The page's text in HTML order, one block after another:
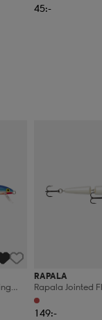
45:-
RAPALA
Rapala Jointed
11cm - Red Head
149:-